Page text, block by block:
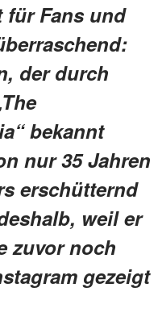
für Fans und
der durch
bekannt
nur 35 Jahren
erschütternd
weil er
zuvor noch
gezeigt